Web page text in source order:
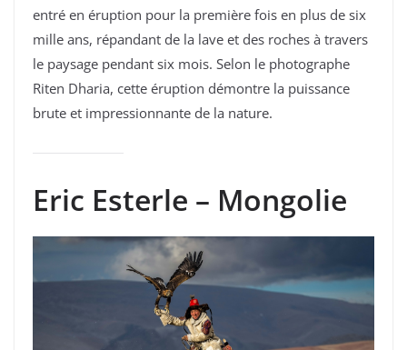
entré en éruption pour la première fois en plus de six
mille ans, répandant de la lave et des roches à travers
le paysage pendant six mois. Selon le photographe
Riten Dharia, cette éruption démontre la puissance
brute et impressionnante de la nature.
Eric Esterle – Mongolie